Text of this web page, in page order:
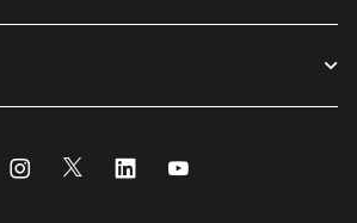
Instagram
Twitter LinkedIn